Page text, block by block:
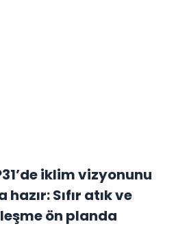
iklim vizyonunu
Sıfır atık ve
ön planda